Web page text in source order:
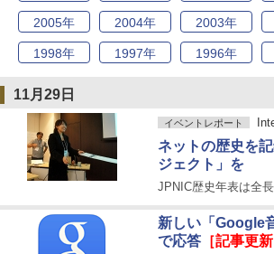
2005年 2004年 2003年
1998年 1997年 1996年
11月29日
イベントレポート
ネットの歴史を
ジェクト」を
JPNIC歴史年表は全
新しい「Google
で応答 ［記事更新